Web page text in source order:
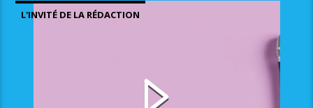
L'INVITÉ DE LA RÉDACTION